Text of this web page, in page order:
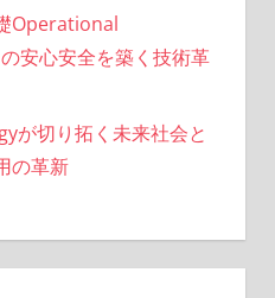
Operational
安心安全を築く技術革
が切り拓く未来社会と
の革新